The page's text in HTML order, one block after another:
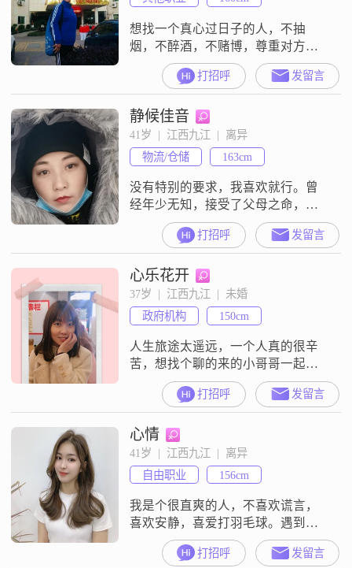
想找一个真心过日子的人，不抽
烟，不醉酒，不赌博，尊重对方，
能相依为命，互敬互爱共渡余生，
我有社保，不图富贵，只想安安稳
稳的过日子，如果不是一路人，请
选别的道。
打招呼 发留言
静候佳音
41岁  |  江西九江  |  离异
物流/仓储
163cm
没有特别的要求，我喜欢就行。曾
经年少无知，接受了父母之命，媒
妁之言的婚姻，结果婚后的生活一
地鸡毛。希望在这里能遇上那个伴
我余生的人，你不需要多好，我喜
欢就好。
打招呼 发留言
心乐花开
37岁  |  江西九江  |  未婚
政府机构
150cm
人生旅途太遥远，一个人真的很辛
苦，想找个聊的来的小哥哥一起闯
天涯。本人心地善良，尊老爱幼，
爱憎分明，不太温柔，但是体贴，
希望学历是本科及以上，工作地点
九江或南昌，有上进心和包容心，
符合条件的可以留言，非诚勿扰！
打招呼 发留言
心情
41岁  |  江西九江  |  离异
自由职业
156cm
我是个很直爽的人，不喜欢谎言，
喜欢安静，喜爱打羽毛球。遇到有
缘的你，希望能一起走下去。懂我
的你在哪……打招呼 发留言